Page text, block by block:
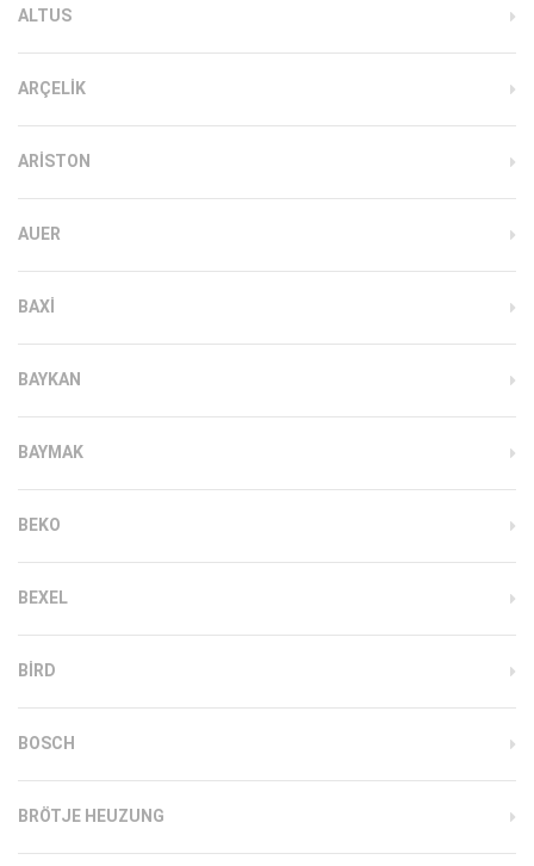
ALTUS
ARÇELIK
ARISTON
AUER
BAXI
BAYKAN
BAYMAK
BEKO
BEXEL
BIRD
BOSCH
BRÖTJE HEUZUNG